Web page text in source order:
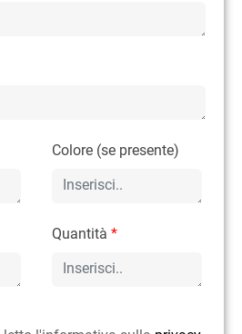
Colore (se presente)
Quantità*